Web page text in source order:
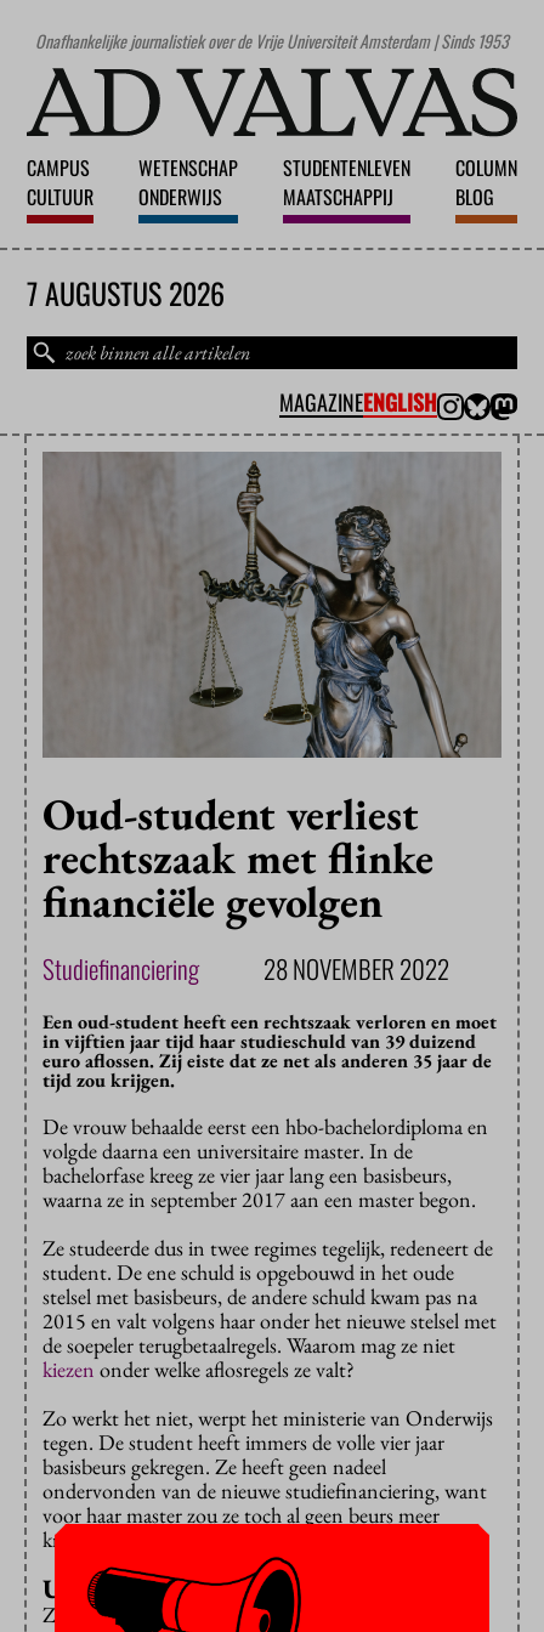
Onafhankelijke journalistiek over de Vrije Universiteit Amsterdam | Sinds 1953
CAMPUS
CULTUUR
WETENSCHAP
ONDERWIJS
STUDENTENLEVEN
MAATSCHAPPIJ
COLUMN
BLOG
7 AUGUSTUS 2026
MAGAZINEENGLISH
Oud-student verliest
rechtszaak met flinke
financiële gevolgen
Studiefinanciering 28 NOVEMBER 2022
Een oud-student heeft een rechtszaak verloren en moet
in vijftien jaar tijd haar studieschuld van 39 duizend
euro aflossen. Zij eiste dat ze net als anderen 35 jaar de
tijd zou krijgen.
De vrouw behaalde eerst een hbo-bachelordiploma en
volgde daarna een universitaire master. In de
bachelorfase kreeg ze vier jaar lang een basisbeurs,
waarna ze in september 2017 aan een master begon.
Ze studeerde dus in twee regimes tegelijk, redeneert de
student. De ene schuld is opgebouwd in het oude
stelsel met basisbeurs, de andere schuld kwam pas na
2015 en valt volgens haar onder het nieuwe stelsel met
de soepeler terugbetaalregels. Waarom mag ze niet
kiezen onder welke aflosregels ze valt?
Zo werkt het niet, werpt het ministerie van Onderwijs
tegen. De student heeft immers de volle vier jaar
basisbeurs gekregen. Ze heeft geen nadeel
ondervonden van de nieuwe studiefinanciering, want
voor haar master zou ze toch al geen beurs meer
krijgen. Ze kon alleen nog maar lenen.
Uitspraak
Zo kijkt de rechter er ooktegenaan